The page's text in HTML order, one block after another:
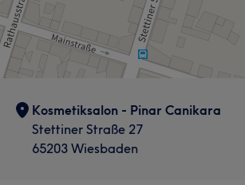
Kosmetiksalon - Pinar Canikara
Stettiner Straße 27
65203 Wiesbaden